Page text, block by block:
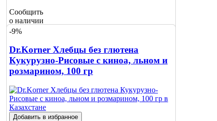
Сообщить
о наличии
-9%
Dr.Korner Хлебцы без глютена
Кукурузно-Рисовые с киноа, льном и
розмарином, 100 гр
Добавить в избранное